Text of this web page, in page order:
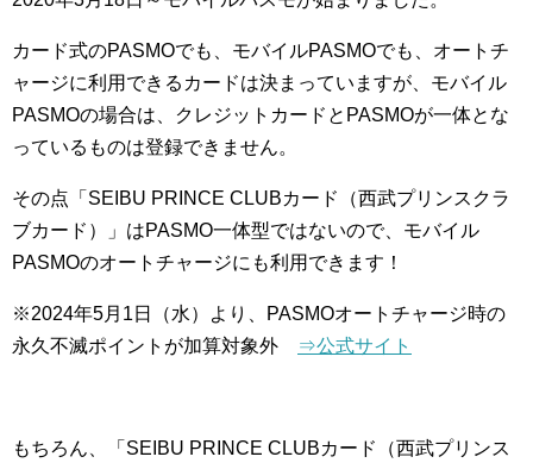
カード式のPASMOでも、モバイルPASMOでも、オートチ
ャージに利用できるカードは決まっていますが、モバイル
PASMOの場合は、クレジットカードとPASMOが一体とな
っているものは登録できません。
その点「SEIBU PRINCE CLUBカード（西武プリンスクラ
ブカード）」はPASMO一体型ではないので、モバイル
PASMOのオートチャージにも利用できます！
※2024年5月1日（水）より、PASMOオートチャージ時の
永久不滅ポイントが加算対象外
⇒公式サイト
もちろん、「SEIBU PRINCE CLUBカード（西武プリンス